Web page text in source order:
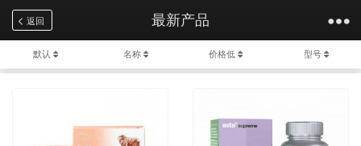
返回 最新产品
默认 名称 价格低 型号